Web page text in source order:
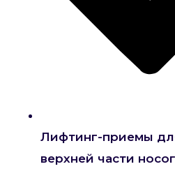
Лифтинг-приемы
верхней части